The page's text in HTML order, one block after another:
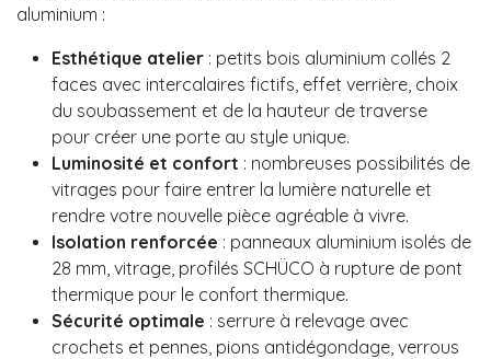
aluminium :
Esthétique atelier : petits bois aluminium collés 2
faces avec intercalaires fictifs, effet verrière, choix
du soubassement et de la hauteur de traverse
pour créer une porte au style unique.
Luminosité et confort : nombreuses possibilités de
vitrages pour faire entrer la lumière naturelle et
rendre votre nouvelle pièce agréable à vivre.
Isolation renforcée : panneaux aluminium isolés de
28 mm, vitrage, profilés SCHÜCO à rupture de pont
thermique pour le confort thermique.
Sécurité optimale : serrure à relevage avec
crochets et pennes, pions antidégondage, verrous